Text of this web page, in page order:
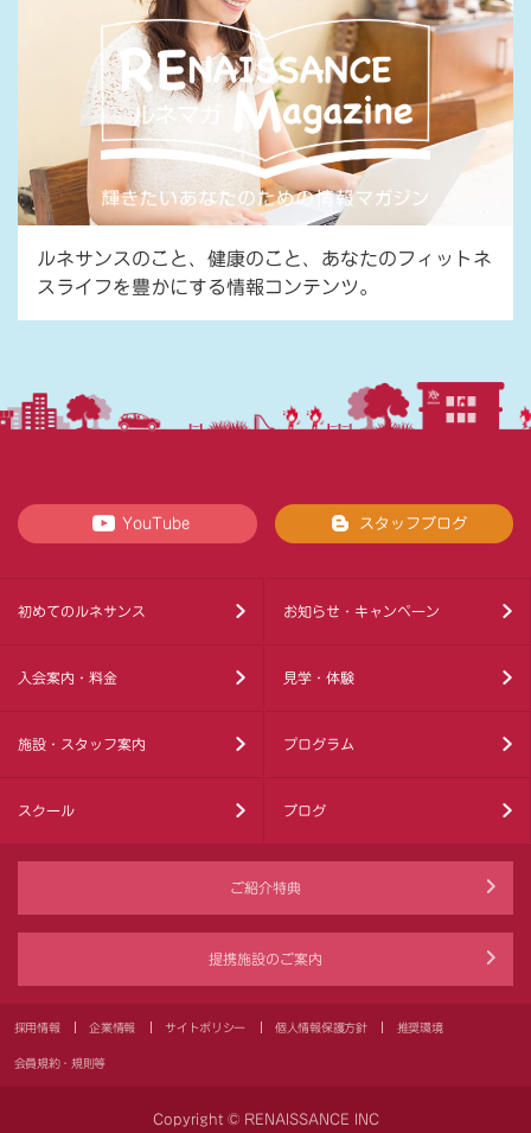
ルネサンスのこと、健康のこと、あなたのフィットネ
スライフを豊かにする情報コンテンツ。
YouTube スタッフブログ
初めてのルネサンス お知らせ・キャンペーン
入会案内・料金 見学・体験
施設・スタッフ案内 プログラム
スクール ブログ
ご紹介特典
提携施設のご案内
採用情報 企業情報 サイトポリシー 個人情報保護方針 推奨環境
会員規約・規則等
Copyright © RENAISSANCE INC